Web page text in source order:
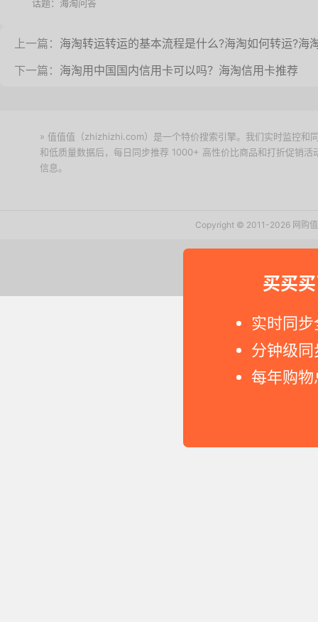
买买
实时同
分钟级
每年购
话题： 海淘问答
上一篇： 海淘转运转运的基本流程是什么?海淘如何转运?海
下一篇： 海淘用中国国内信用卡可以吗？海淘信用卡推荐
» 值值值（zhizhizhi.com）是一个特价搜索引擎。我们实时监控和
和低质量数据后，每日同步推荐 1000+ 高性价比商品和打折促销
信息。
Copyright © 2011-2026 网购